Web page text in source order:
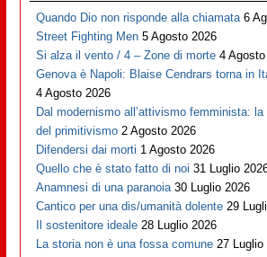
Quando Dio non risponde alla chiamata 6
Street Fighting Men 5 Agosto 2026
Si alza il vento / 4 – Zone di morte 4
Genova è Napoli: Blaise Cendrars torna in
4 Agosto 2026
Dal modernismo all’attivismo femminista:
del primitivismo 2 Agosto 2026
Difendersi dai morti 1 Agosto 2026
Quello che è stato fatto di noi 31 Luglio
Anamnesi di una paranoia 30 Luglio 2026
Cantico per una dis/umanità dolente 29
Il sostenitore ideale 28 Luglio 2026
La storia non è una fossa comune 27 Luglio